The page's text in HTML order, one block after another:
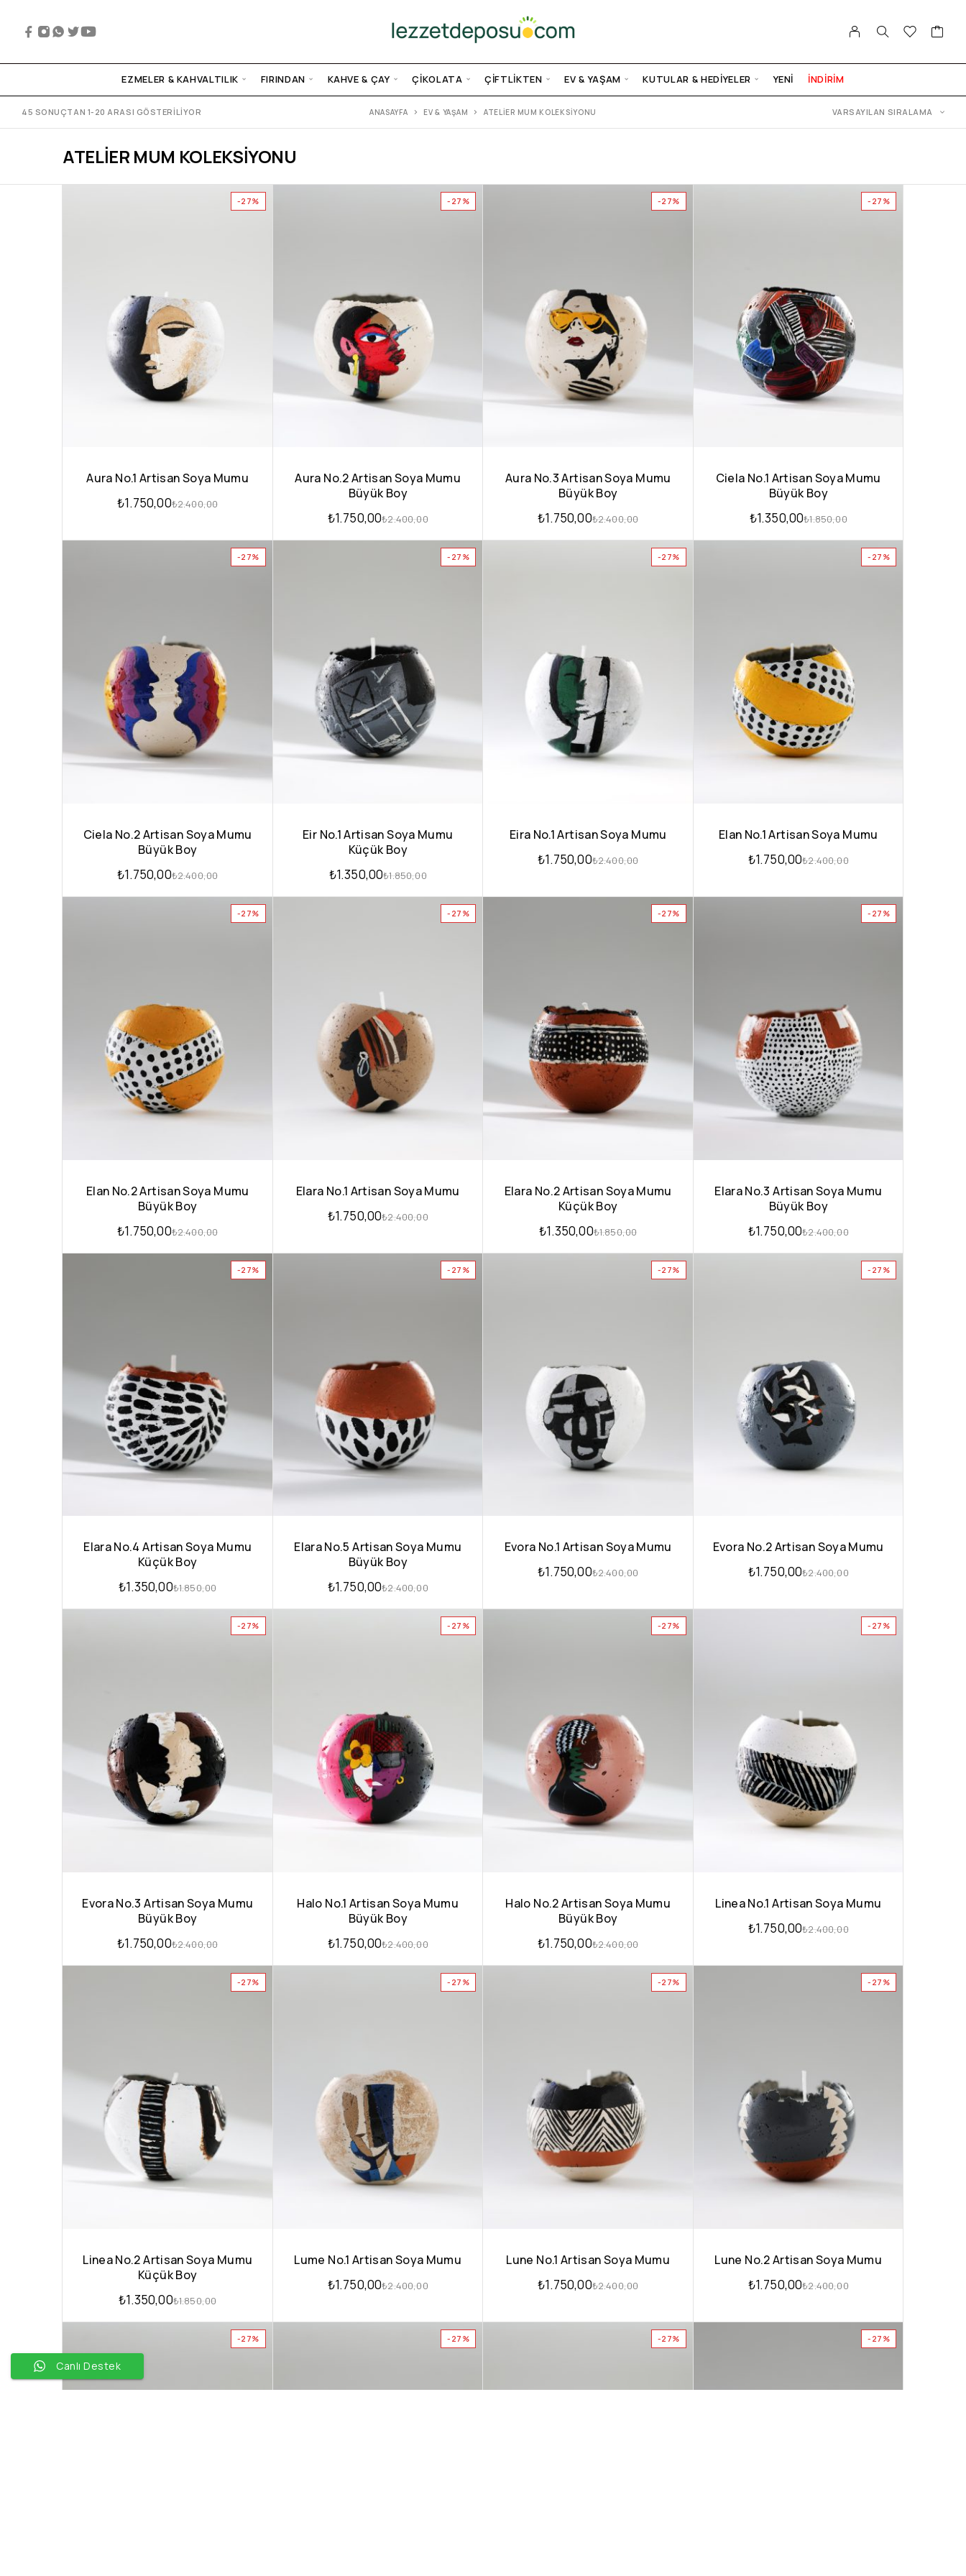
EZMELER & KAHVALTILIK FIRINDAN KAHVE & ÇAY ÇIKOLATA ÇIFTLIKTEN EV & YAŞAM KUTULAR & HEDIYELER YENI İNDİRİM
45 SONUÇTAN 1-20 ARASI GÖSTERILIYOR ANASAYFA EV & YAŞAM ATELIER MUM KOLEKSIYONU VARSAYILAN SIRALAMA
ATELIER MUM KOLEKSIYONU
-27%
Aura No.1 Artisan Soya Mumu
₺2.400,00
₺1.750,00
-27%
Aura No.2 Artisan Soya Mumu
Büyük Boy
₺2.400,00
₺1.750,00
-27%
Aura No.3 Artisan Soya Mumu
Büyük Boy
₺2.400,00
₺1.750,00
-27%
Ciela No.1 Artisan Soya Mumu
Büyük Boy
₺1.850,00
₺1.350,00
-27%
Ciela No.2 Artisan Soya Mumu
Büyük Boy
₺2.400,00
₺1.750,00
-27%
Eir No.1 Artisan Soya Mumu
Küçük Boy
₺1.850,00
₺1.350,00
-27%
Eira No.1 Artisan Soya Mumu
₺2.400,00
₺1.750,00
-27%
Elan No.1 Artisan Soya Mumu
₺2.400,00
₺1.750,00
-27%
Elan No.2 Artisan Soya Mumu
Büyük Boy
₺2.400,00
₺1.750,00
-27%
Elara No.1 Artisan Soya Mumu
₺2.400,00
₺1.750,00
-27%
Elara No.2 Artisan Soya Mumu
Küçük Boy
₺1.850,00
₺1.350,00
-27%
Elara No.3 Artisan Soya Mumu
Büyük Boy
₺2.400,00
₺1.750,00
-27%
Elara No.4 Artisan Soya Mumu
Küçük Boy
₺1.850,00
₺1.350,00
-27%
Elara No.5 Artisan Soya Mumu
Büyük Boy
₺2.400,00
₺1.750,00
-27%
Evora No.1 Artisan Soya Mumu
₺2.400,00
₺1.750,00
-27%
Evora No.2 Artisan Soya Mumu
₺2.400,00
₺1.750,00
-27%
Evora No.3 Artisan Soya Mumu
Büyük Boy
₺2.400,00
₺1.750,00
-27%
Halo No.1 Artisan Soya Mumu
Büyük Boy
₺2.400,00
₺1.750,00
-27%
Halo No.2 Artisan Soya Mumu
Büyük Boy
₺2.400,00
₺1.750,00
-27%
Linea No.1 Artisan Soya Mumu
₺2.400,00
₺1.750,00
-27%
Linea No.2 Artisan Soya Mumu
Küçük Boy
₺1.850,00
₺1.350,00
-27%
Lume No.1 Artisan Soya Mumu
₺2.400,00
₺1.750,00
-27%
Lune No.1 Artisan Soya Mumu
₺2.400,00
₺1.750,00
-27%
Lune No.2 Artisan Soya Mumu
₺2.400,00
₺1.750,00
-27% -27% -27% -27%
Canlı Destek